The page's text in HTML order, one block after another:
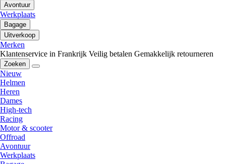
Avontuur
Werkplaats
Bagage
Uitverkoop
Merken
Klantenservice in Frankrijk Veilig betalen Gemakkelijk retourneren
Zoeken
Nieuw
Helmen
Heren
Dames
High-tech
Racing
Motor & scooter
Offroad
Avontuur
Werkplaats